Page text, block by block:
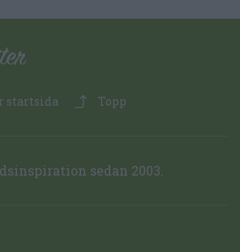
startsida Topp
sedan 2003.